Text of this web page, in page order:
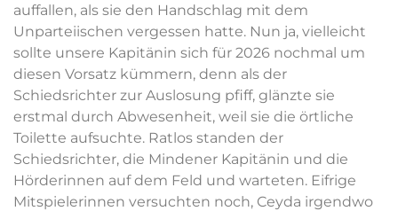
auffallen, als sie den Handschlag mit dem
Unparteiischen vergessen hatte. Nun ja, vielleicht
sollte unsere Kapitänin sich für 2026 nochmal um
diesen Vorsatz kümmern, denn als der
Schiedsrichter zur Auslosung pfiff, glänzte sie
erstmal durch Abwesenheit, weil sie die örtliche
Toilette aufsuchte. Ratlos standen der
Schiedsrichter, die Mindener Kapitänin und die
Hörderinnen auf dem Feld und warteten. Eifrige
Mitspielerinnen versuchten noch, Ceyda irgendwo